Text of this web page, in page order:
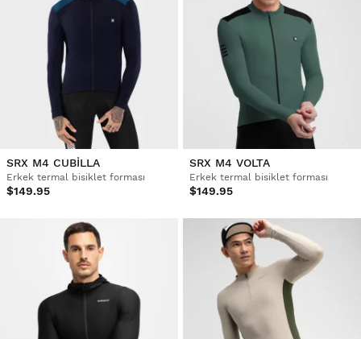
SRX M4 CUBILLA
Erkek termal bisiklet forması
$149.95
SRX M4 VOLTA
Erkek termal bisiklet forması
$149.95